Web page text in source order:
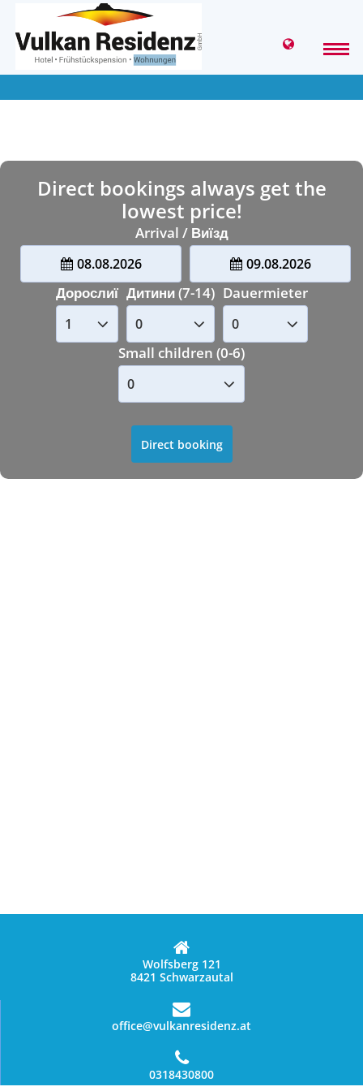
Direct bookings always get the
lowest price!
Arrival / Виїзд
08.08.2026 09.08.2026
Дорослиї Дитини (7-14) Dauermieter
Small children (0-6)
Wolfsberg 121
8421 Schwarzautal
office@vulkanresidenz.at
0318430800